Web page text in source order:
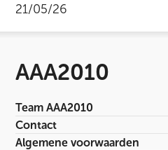
21/05/26
AAA2010
Team AAA2010
Contact
Algemene voorwaarden